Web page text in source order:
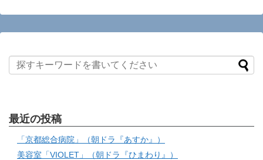
最近の投稿
「京都総合病院」（朝ドラ『あすか』）
美容室「VIOLET」（朝ドラ『ひまわり』）